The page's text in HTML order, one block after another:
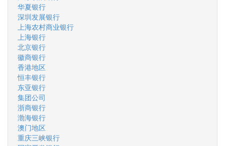
华夏银行
深圳发展银行
上海农村商业银行
上海银行
北京银行
徽商银行
香港地区
恒丰银行
东亚银行
集团公司
浙商银行
渤海银行
澳门地区
重庆三峡银行